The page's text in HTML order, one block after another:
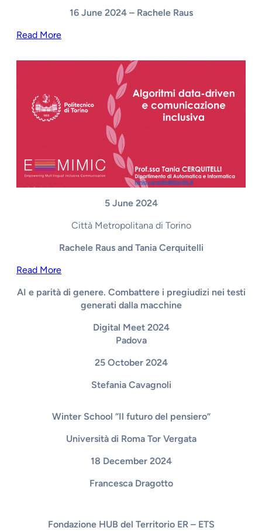
16 June 2024 – Rachele Raus
Read More
5 June 2024
Città Metropolitana di Torino
Rachele Raus and Tania Cerquitelli
Read More
AI e parità di genere. Combattere i pregiudizi nei testi
generati dalla macchine
Digital Meet 2024
Padova
25 October 2024
Stefania Cavagnoli
Winter School “Il futuro del pensiero”
Università di Roma Tor Vergata
18 December 2024
Francesca Dragotto
Fondazione HUB del Territorio ER – ETS